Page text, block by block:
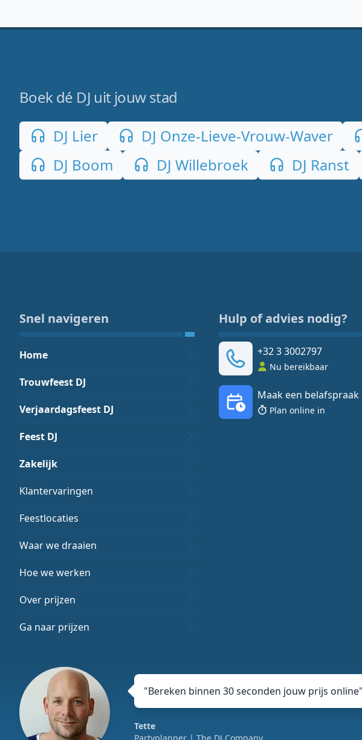
Boek dé DJ uit jouw stad
DJ Lier
DJ Onze-Lieve-Vrouw-Waver
DJ Boom
DJ Willebroek DJ Ranst
Snel navigeren
Home
Trouwfeest DJ
Verjaardagsfeest DJ
Feest DJ
Zakelijk
Klantervaringen
Feestlocaties
Waar we draaien
Hoe we werken
Over prijzen
Ga naar prijzen
Hulp of advies nodig?
+32 3 3002797
Nu bereikbaar
Maak een belafspraak
Plan online in
"Bereken binnen 30 seconden jouw prijs online"
Tette